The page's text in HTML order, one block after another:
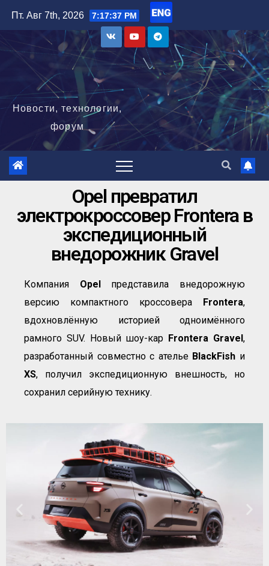
Пт. Авг 7th, 2026 7:17:38 PM
Новости, технологии,
форум
Opel превратил
электрокроссовер Frontera в
экспедиционный
внедорожник Gravel
Компания Opel
представила внедорожную
версию компактного кроссовера
Frontera,
вдохновлённую историей одноимённого
рамного SUV. Новый шоу-кар Frontera Gravel,
разработанный совместно с ателье BlackFish и
XS, получил экспедиционную внешность, но
сохранил серийную технику.